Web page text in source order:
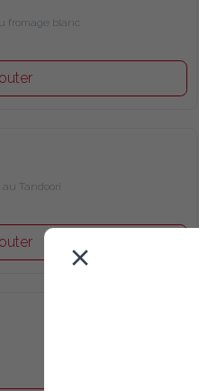
fromage blanc
Tandoori